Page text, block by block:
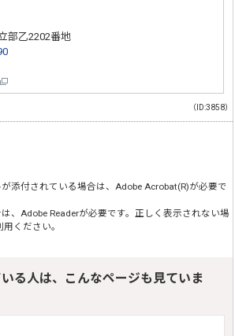
部乙2202番地
（ID:3858）
添付されている場合は、 Adobe Acrobat(R)が必要で
、 Adobe Readerが必要です。正しく表示されない場
ください。
る人は、こんなページも見ていま